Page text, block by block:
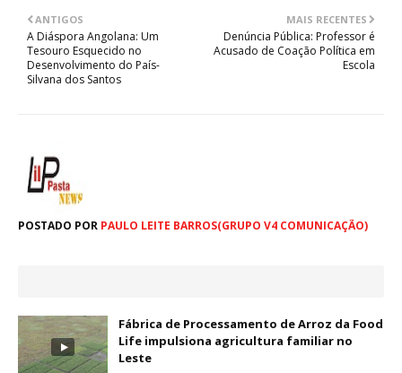
MAIS RECENTES
Denúncia Pública: Professor é
Acusado de Coação Política em
Escola
ANTIGOS
A Diáspora Angolana: Um
Tesouro Esquecido no
Desenvolvimento do País-
Silvana dos Santos
POSTADO POR PAULO LEITE BARROS(GRUPO V4 COMUNICAÇÃO)
Fábrica de Processamento de Arroz da Food
Life impulsiona agricultura familiar no
Leste